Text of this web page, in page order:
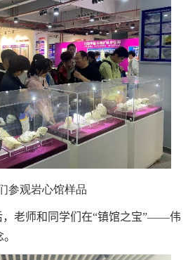
参观岩心馆样品
，老师和同学们在“镇馆之宝”——伟